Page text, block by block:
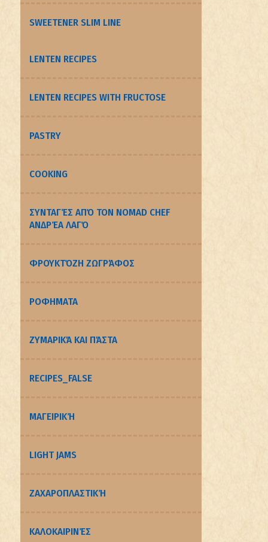
SWEETENER SLIM LINE
LENTEN RECIPES
LENTEN RECIPES WITH FRUCTOSE
PASTRY
COOKING
ΣΥΝΤΑΓΈΣ ΑΠΌ ΤΟΝ NOMAD CHEF
ΑΝΔΡΈΑ ΛΑΓΌ
ΦΡΟΥΚΤΌΖΗ ΖΩΓΡΆΦΟΣ
ΡΟΦΗΜΑΤΑ
ΖΥΜΑΡΙΚΆ ΚΑΙ ΠΆΣΤΑ
RECIPES_FALSE
ΜΑΓΕΙΡΙΚΉ
LIGHT JAMS
ΖΑΧΑΡΟΠΛΑΣΤΙΚΉ
ΚΑΛΟΚΑΙΡΙΝΈΣ